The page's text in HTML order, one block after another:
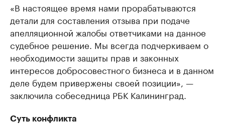
«В настоящее время нами прорабатываются
детали для составления отзыва при подаче
апелляционной жалобы ответчиками на данное
судебное решение. Мы всегда подчеркиваем о
необходимости защиты прав и законных
интересов добросовестного бизнеса и в данном
деле будем привержены своей позиции», —
заключила собеседница РБК Калининград.
Суть конфликта